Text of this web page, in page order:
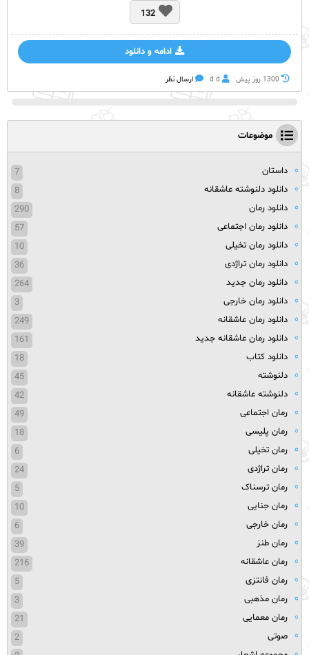
132
ادامه و دانلود
1300 روز پيش d d ارسال نظر
موضوعات
داستان
7
دانلود دلنوشته عاشقانه
8
دانلود رمان
290
دانلود رمان اجتماعی
57
دانلود رمان تخیلی
10
دانلود رمان تراژدی
36
دانلود رمان جدید
264
دانلود رمان خارجی
3
دانلود رمان عاشقانه
249
دانلود رمان عاشقانه جدید
161
دانلود کتاب
18
دلنوشته
45
دلنوشته عاشقانه
42
رمان اجتماعی
49
رمان پلیسی
18
رمان تخیلی
6
رمان تراژدی
24
رمان ترسناک
5
رمان جنایی
10
رمان خارجی
6
رمان طنز
39
رمان عاشقانه
216
رمان فانتزی
5
رمان مذهبی
3
رمان معمایی
21
صوتی
2